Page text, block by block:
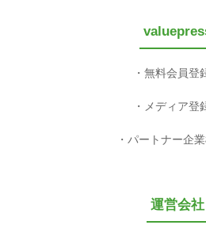
無料会員登
メディア登
パートナー企
運営会社